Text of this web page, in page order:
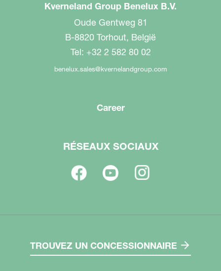
Kverneland Group Benelux B.V.
Oude Gentweg 81
B-8820 Torhout, België
Tel: +32 2 582 80 02
benelux.sales@kvernelandgroup.com
Career
RÉSEAUX SOCIAUX
TROUVEZ UN CONCESSIONNAIRE